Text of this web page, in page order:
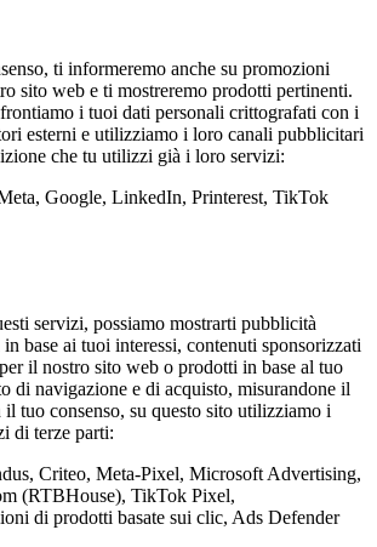
ti informeremo anche su promozioni
sito web e ti mostreremo prodotti pertinenti.
i tuoi dati personali crittografati con i
esterni e utilizziamo i loro canali pubblicitari
che tu utilizzi già i loro servizi:
Google, LinkedIn, Printerest, TikTok
servizi, possiamo mostrarti pubblicità
in base ai tuoi interessi, contenuti sponsorizzati
il nostro sito web o prodotti in base al tuo
di navigazione e di acquisto, misurandone il
il tuo consenso, su questo sito utilizziamo i
di terze parti:
Criteo, Meta-Pixel, Microsoft Advertising,
(RTBHouse), TikTok Pixel,
di prodotti basate sui clic, Ads Defender